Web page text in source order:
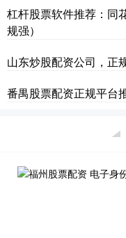
杠杆股票软件推荐：同
规强）
山东炒股配资公司，正
番禺股票配资正规平台